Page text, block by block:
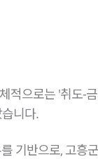
적으로는 '취도-
니다.
기반으로, 고흥